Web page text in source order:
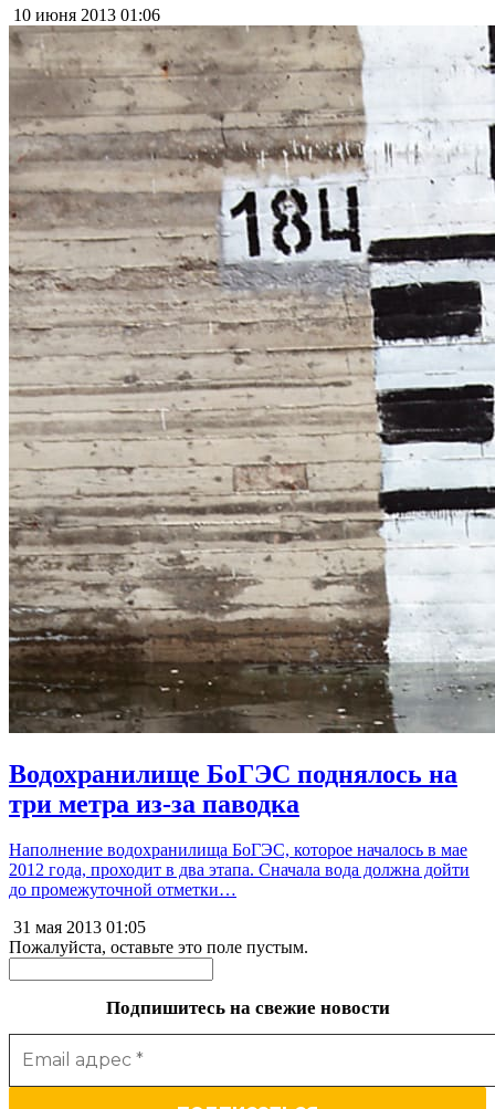
10 июня 2013 01:06
Водохранилище БоГЭС поднялось на
три метра из-за паводка
Наполнение водохранилища БоГЭС, которое началось в мае
2012 года, проходит в два этапа. Сначала вода должна дойти
до промежуточной отметки…
31 мая 2013 01:05
Пожалуйста, оставьте это поле пустым.
Подпишитесь на свежие новости